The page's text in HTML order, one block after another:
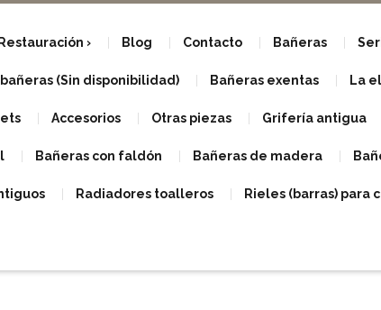
Restauración Blog Contacto Bañeras
(Sin disponibilidad) Bañeras exentas La
Accesorios Otras piezas Grifería antigua
Bañeras con faldón Bañeras de madera
Radiadores toalleros Rieles (barras) para